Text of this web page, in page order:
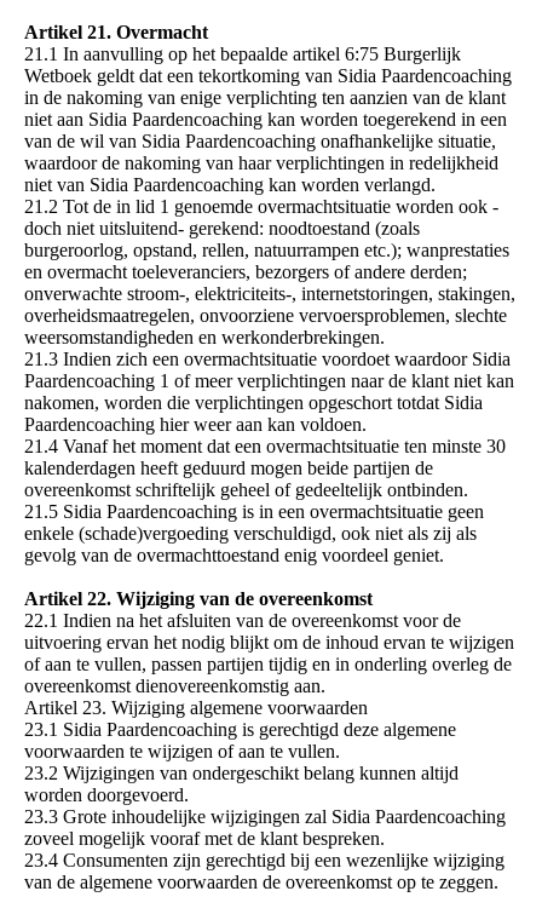
Artikel 21. Overmacht
21.1 In aanvulling op het bepaalde artikel 6:75 Burgerlijk
Wetboek geldt dat een tekortkoming van Sidia Paardencoaching
in de nakoming van enige verplichting ten aanzien van de klant
niet aan Sidia Paardencoaching kan worden toegerekend in een
van de wil van Sidia Paardencoaching onafhankelijke situatie,
waardoor de nakoming van haar verplichtingen in redelijkheid
niet van Sidia Paardencoaching kan worden verlangd.
21.2 Tot de in lid 1 genoemde overmachtsituatie worden ook -
doch niet uitsluitend- gerekend: noodtoestand (zoals
burgeroorlog, opstand, rellen, natuurrampen etc.); wanprestaties
en overmacht toeleveranciers, bezorgers of andere derden;
onverwachte stroom-, elektriciteits-, internetstoringen, stakingen,
overheidsmaatregelen, onvoorziene vervoersproblemen, slechte
weersomstandigheden en werkonderbrekingen.
21.3 Indien zich een overmachtsituatie voordoet waardoor Sidia
Paardencoaching 1 of meer verplichtingen naar de klant niet kan
nakomen, worden die verplichtingen opgeschort totdat Sidia
Paardencoaching hier weer aan kan voldoen.
21.4 Vanaf het moment dat een overmachtsituatie ten minste 30
kalenderdagen heeft geduurd mogen beide partijen de
overeenkomst schriftelijk geheel of gedeeltelijk ontbinden.
21.5 Sidia Paardencoaching is in een overmachtsituatie geen
enkele (schade)vergoeding verschuldigd, ook niet als zij als
gevolg van de overmachttoestand enig voordeel geniet.
Artikel 22. Wijziging van de overeenkomst
22.1 Indien na het afsluiten van de overeenkomst voor de
uitvoering ervan het nodig blijkt om de inhoud ervan te wijzigen
of aan te vullen, passen partijen tijdig en in onderling overleg de
overeenkomst dienovereenkomstig aan.
Artikel 23. Wijziging algemene voorwaarden
23.1 Sidia Paardencoaching is gerechtigd deze algemene
voorwaarden te wijzigen of aan te vullen.
23.2 Wijzigingen van ondergeschikt belang kunnen altijd
worden doorgevoerd.
23.3 Grote inhoudelijke wijzigingen zal Sidia Paardencoaching
zoveel mogelijk vooraf met de klant bespreken.
23.4 Consumenten zijn gerechtigd bij een wezenlijke wijziging
van de algemene voorwaarden de overeenkomst op te zeggen.